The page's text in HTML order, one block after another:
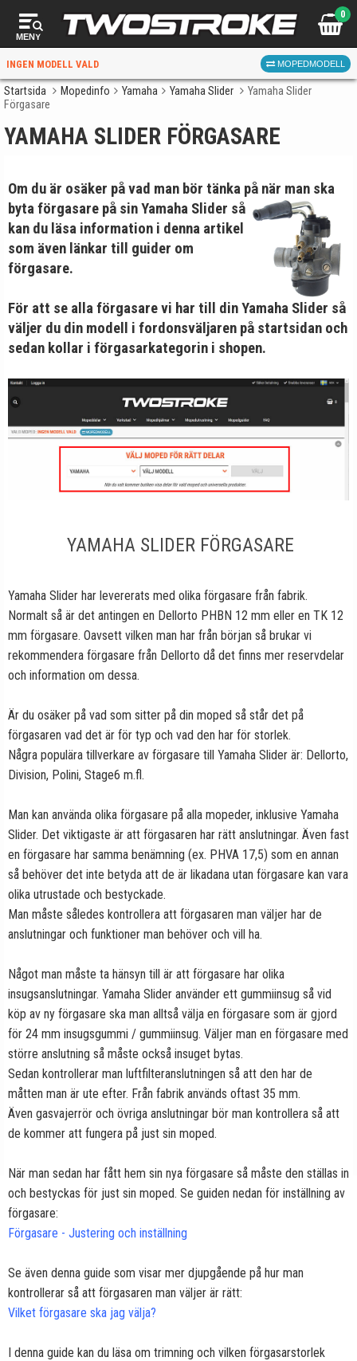
MENY
0
INGEN MODELL VALD MOPEDMODELL
VÄLJ MOPED FÖR RÄTT DELAR
När du valt kommer butiken visa delar för vald moped
och universella produkter.
Startsida Mopedinfo Yamaha Yamaha Slider
Yamaha Slider
Förgasare
YAMAHA SLIDER FÖRGASARE
Om du är osäker på vad man bör tänka på när man ska
bytaförgasare på sin Yamaha Slider så
kan du läsa information i denna artikel
som även länkar till guider om
förgasare.
För att se alla förgasare vi har till dinYamaha Slider så
väljer du din modell i fordonsväljaren på startsidan och
sedan kollar i förgasarkategorin i shopen.
YAMAHA SLIDER FÖRGASARE
Yamaha Slider har levererats med olika förgasare från fabrik.
Normalt så är det antingen en Dellorto PHBN 12 mm eller en TK 12
mm förgasare. Oavsett vilken man har från början så brukar vi
rekommendera förgasare från Dellorto då det finns mer reservdelar
och information om dessa.
Är du osäker på vad som sitter på din moped så står det på
förgasaren vad det är för typ och vad den har för storlek.
Några populära tillverkare av förgasare till Yamaha Slider är: Dellorto,
Division, Polini, Stage6 m.fl.
Man kan använda olika förgasare på alla mopeder, inklusive Yamaha
Slider. Det viktigaste är att förgasaren har rätt anslutningar. Även fast
en förgasare har samma benämning (ex. PHVA 17,5) som en annan
så behöver det inte betyda att de är likadana utan förgasare kan vara
olika utrustade och bestyckade.
Man måste således kontrollera att förgasaren man väljer har de
anslutningar och funktioner man behöver och vill ha.
Något man måste ta hänsyn till är att förgasare har olika
insugsanslutningar. Yamaha Slider använder ett gummiinsug så vid
köp av ny förgasare ska man alltså välja en förgasare som är gjord
för 24 mm insugsgummi / gummiinsug. Väljer man en förgasare med
större anslutning så måste också insuget bytas.
Sedan kontrollerar man luftfilteranslutningen så att den har de
måtten man är ute efter. Från fabrik används oftast 35 mm.
Även gasvajerrör och övriga anslutningar bör man kontrollera så att
de kommer att fungera på just sin moped.
När man sedan har fått hem sin nya förgasare så måste den ställas in
och bestyckas för just sin moped. Se guiden nedan för inställning av
förgasare:
Förgasare - Justering och inställning
Se även denna guide som visar mer djupgående på hur man
kontrollerar så att förgasaren man väljer är rätt:
Vilket förgasare ska jag välja?
I denna guide kan du läsa om trimning och vilken förgasarstorlek